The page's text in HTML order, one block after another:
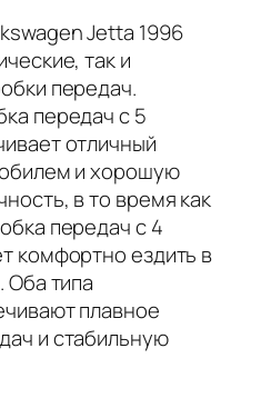
Jetta 1996
так и
передач.
передач с 5
отличный
и хорошую
в то время как
передач с 4
комфортно ездить в
Оба типа
плавное
и стабильную